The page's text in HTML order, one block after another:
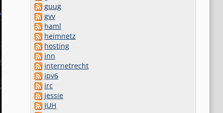
guug
gvv
haml
heimnetz
hosting
inn
internetrecht
ipv6
irc
jessie
JUH